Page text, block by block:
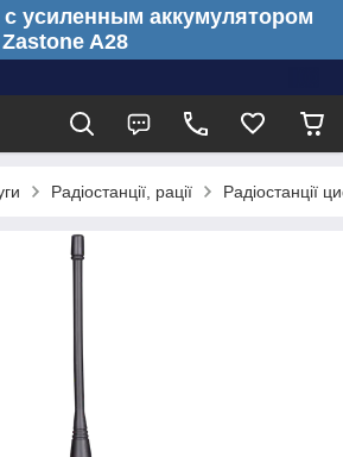
усиленным аккумулятором
Zastone A28
Радіостанції, рації Радіостанції